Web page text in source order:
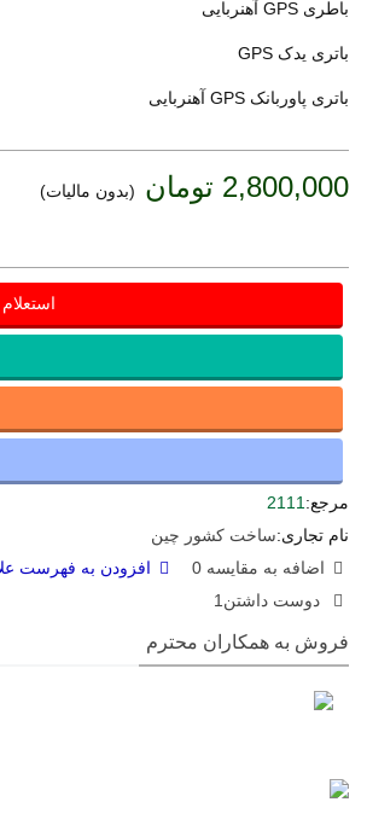
باطری GPS آهنربایی
باتری یدک GPS
باتری پاوربانک GPS آهنربایی
2,800,000 تومان (بدون مالیات)
مرجع: 2111
نام تجاری:ساخت کشور چین
اضافه به مقایسه 0
افزودن به فهرست
دوست داشتن 1
فروش به همکاران محترم